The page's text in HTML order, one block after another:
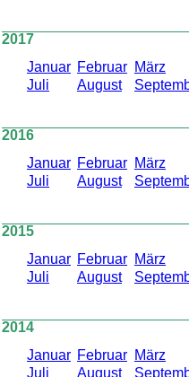
2017
Januar Februar März
Juli
August
2016
Januar Februar März
Juli
August
2015
Januar Februar März
Juli
August
2014
Januar Februar März
Juli
August